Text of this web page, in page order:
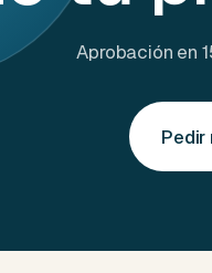
Aprobación en
Pedir